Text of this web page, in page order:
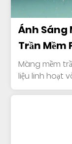
Ánh Sáng
Trần Mềm
Màng mềm
liệu linh hoạt